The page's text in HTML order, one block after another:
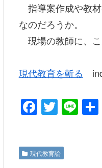
指導案作成や教
なのだろうか。
現場の教師に、こ
現代教育を斬る
F
a
e
T
wi
er
Li
n
現代教育論